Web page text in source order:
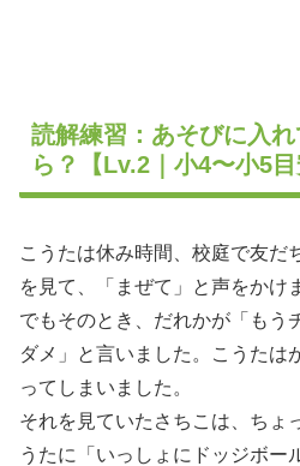
読解練習：あそびに入
ら？【Lv.2｜小4〜小5目
こうたは休み時間、校庭で友だ
を見て、「まぜて」と声をかけ
でもそのとき、だれかが「もう
ダメ」と言いました。こうたは
ってしまいました。
それを見ていたさちこは、ちょ
うたに「いっしょにドッジボー